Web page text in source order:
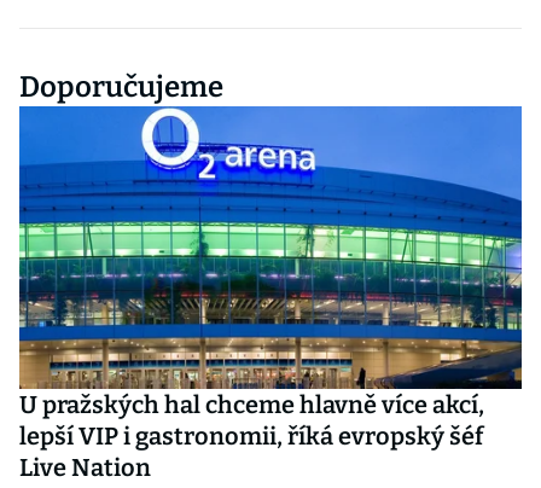
Doporučujeme
U pražských hal chceme hlavně více akcí,
lepší VIP i gastronomii, říká evropský šéf
Live Nation